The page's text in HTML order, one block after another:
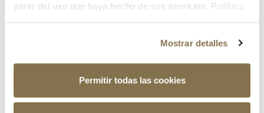
partir del uso que haya hecho de sus servicios. Política
Mostrar detalles
Permitir todas las cookies